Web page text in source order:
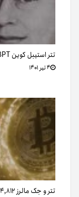
تتر استیبل کوین GBPT را با پشتوانه پوند انگلیس راه‌اندازی کرد
۴ تیر ۱۴۰۱